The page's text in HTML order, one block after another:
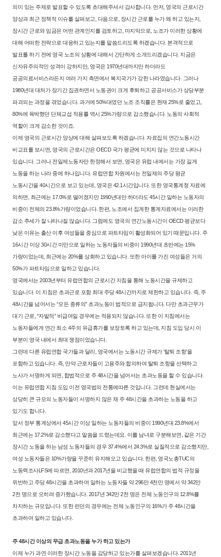
의미 있는 주제로 발표할 수 있도록 초대해주셔서 감사합니다. 먼저, 영국의 근로시간
양상과 최근 정책적 이슈를 살펴보고, 다음으로, 장시간 근로를 누가 왜 하고 있는지,
장시간 근로와 임금은 어떤 관계인지를 검토하고, 마지막으로, 노조가 이러한 상황에
대해 어떠한 전략으로 대응하고 있는지를 말씀드리도록 하겠습니다. 본격적으로
발표를 하기 전에 영국 노조의 상황에 대해서 간단하게 소개드리겠습니다. 지금은
신자유주의적인 성격이 강하지만, 영국은 1970년대까지만 하더라도
공공의료서비스라든지 여러 가지 측면에서 복지국가가 강한 나라였습니다. 그러나
1980년대 대처가 장기간 집권하면서 노동권이 크게 후퇴하고 공공서비스가 상당부분
파괴되는 과정을 겪었습니다. 과거에 50%대였던 노조 조직률은 현재 25%로 줄었고,
80%에 육박했던 단체교섭 적용률 역시 25%가량으로 감소했습니다. 노동의 사회적
역할이 크게 감소한 것이죠.
이제 영국의 근로시간 양상에 대해 살펴보도록 하겠습니다. 자료집의 연간노동시간
비교표를 보시면, 영국의 근로시간은 OECD 국가 평균에 미치지 않는 것으로 나타나
있습니다. 그러나 전일제노동자만 한정해서 보면, 영국은 유럽 내에서는 가장 길게
노동을 하는 나라 중에 하나입니다. 유럽연합 차원에서는 전일제의 주당 평균
노동시간을 40시간으로 보고 있는데, 영국은 42.1시간입니다. 또한 영국통계청 자료에
의하면, 최근에는 17.0%로 떨어졌지만 1990년대만 하더라도 45시간 일하는 노동자의
비중이 전체의 23.8%가량이었습니다. 한편, 노조에서 집계한 통계자료에서는 이러한
감소 추세가 잘 나타나질 않습니다. 그럼에도 영국의 연간노동시간이 OECD 평균보다
낮은 이유는 출산 이후 여성들을 중심으로 파트타임이 활성화되어 있기 때문입니다. 주
16시간 이상 30시간 미만으로 일하는 노동자들의 비중이 1990년대 초반에는 15%
가량이었는데, 최근에는 20%를 상회하고 있습니다. 또한 아이를 가진 여성들은 거의
50%가 파트타임으로 일하고 있습니다.
영국에서는 2003년부터 유럽연합의 근로시간 지침을 통해 노동시간을 규제하고
있습니다. 이 지침은 초과근로 포함 최대 주당 48시간까지로 제한하고 있습니다. 즉, 주
48시간을 넘어서는 “모든 종류의” 초과노동이 법적으 로 금지됩니다. 다만 초과근무가
대기 근로, “자발적” 비급여일 경우에는 적용되지 않습니다. 또한 이 지침에서는
노동자들에게 연간 최소 4주의 유급휴가를 보장토록 하고 있는데, 지침 도입 당시 이
부분이 영국 내에서 최대 쟁점이었습니다.
그런데 다른 유럽연합 국가들과 달리, 영국에서는 노동시간 규제가 ‘탈퇴 조항’을
포함하고 있습니다. 즉, 만약 근로자들이 고용주와 합의하여 탈퇴 조항을 선택하고
노사가 서명하게 되면, 합법적으로 주 48시간을 넘어서는 초과노동을 할 수 있습니다.
이는 유럽연합 지침 도입 이전 영국법의 전통에따른 것입니다. 그런데 현실에서는
상당히 큰 규모의 노동자들이 서명하지 않은 채 주 48시간을 초과하는 노동을 하고
있기도 합니다.
앞서 정부 통계상에서 45시간 이상 일하는 노동자들의 비중이 1990년대 23.8%에서
최근에는 17.2%로 감소했다고 말씀을 드렸는데요. 이를 남녀로 구분해보면, 같은 기간
장시간 노동을 하는 남성 노동자들의 경우 37.4%에서 24.3%로 실질적으로 감소했지만,
여성 노동자들은 10%가량을 꾸준히 유지해오고 있습니다. 한편, 영국노총TUC의
노동력조사LFS에 따르면, 2010년과 2017년을 비교했을 때 유럽연합의 법적 규정을
위반하고 주당 48시간을 초과하여 일하는 노동자들 약 296만 4천만 명에서 약 342만
2천 명으로 오히려 증가했습니다. 2017년 342만 2천 명은 전체 노동인구의 12.8%를
차지하는 규모입니다. 또한 런던의 경우에는 전체 노동인구의 16%가 주 48시간을
초과하여 일하고 있습니다.
주 48시간 이상의 무급 초과노동을 누가 하고 있는가
이제 누가 과연 이러한 장시간 노동을 감당하고 있는가를 살펴보겠습니다. 2011년